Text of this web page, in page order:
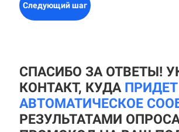
Следующий шаг
СПАСИБО ЗА ОТВЕТЫ!
КОНТАКТ, КУДА ПРИДЕТ
АВТОМАТИЧЕСКОЕ
РЕЗУЛЬТАТАМИ